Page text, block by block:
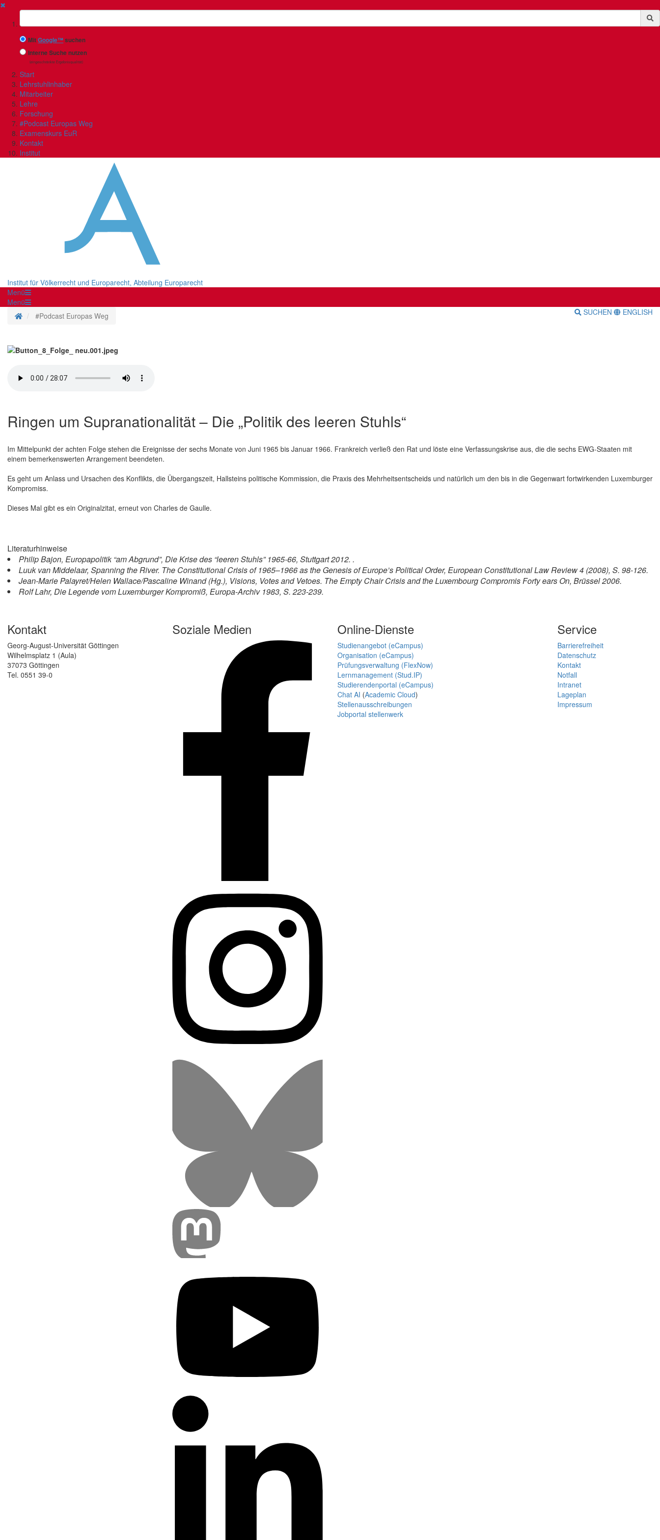
✖
Suchbegriff
MitGoogle™suchen
Interne Suche nutzen
(eingeschränkte Ergebnisqualität)
Start
Lehrstuhlinhaber
Mitarbeiter
Lehre
Forschung
#Podcast Europas Weg
Examenskurs EuR
Kontakt
Institut
Institut für Völkerrecht und Europarecht, Abteilung Europarecht
Menü
Menü
Startseite
#Podcast Europas Weg SUCHEN ENGLISH
Ringen um Supranationalität – Die „Politik des leeren Stuhls“
Im Mittelpunkt der achten Folge stehen die Ereignisse der sechs Monate von Juni 1965 bis Januar 1966. Frankreich verließ den Rat und löste eine Verfassungskrise aus, die die sechs EWG-Staaten mit
einem bemerkenswerten Arrangement beendeten.
Es geht um Anlass und Ursachen des Konflikts, die Übergangszeit, Hallsteins politische Kommission, die Praxis des Mehrheitsentscheids und natürlich um den bis in die Gegenwart fortwirkenden Luxemburger
Kompromiss.
Dieses Mal gibt es ein Originalzitat, erneut von Charles de Gaulle.
Literaturhinweise
Philip Bajon, Europapolitik “am Abgrund”, Die Krise des “leeren Stuhls” 1965-66, Stuttgart 2012. .
Luuk van Middelaar, Spanning the River. The Constitutional Crisis of 1965–1966 as the Genesis of Europe’s Political Order, European Constitutional Law Review 4 (2008), S. 98-126.
Jean-Marie Palayret/Helen Wallace/Pascaline Winand (Hg.), Visions, Votes and Vetoes. The Empty Chair Crisis and the Luxembourg Compromis Forty ears On, Brüssel 2006.
Rolf Lahr, Die Legende vom Luxemburger Kompromiß, Europa-Archiv 1983, S. 223-239.
Kontakt
Georg-August-Universität Göttingen
Wilhelmsplatz 1 (Aula)
37073 Göttingen
Tel. 0551 39-0
Soziale Medien Online-Dienste
Studienangebot (eCampus)
Organisation (eCampus)
Prüfungsverwaltung (FlexNow)
Lernmanagement (Stud.IP)
Studierendenportal (eCampus)
Chat AI (Academic Cloud)
Stellenausschreibungen
Jobportal stellenwerk
Service
Barrierefreiheit
Datenschutz
Kontakt
Notfall
Intranet
Lageplan
Impressum